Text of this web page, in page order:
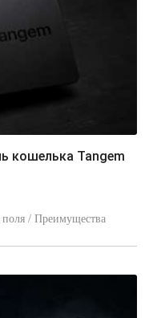
/ Преимущества